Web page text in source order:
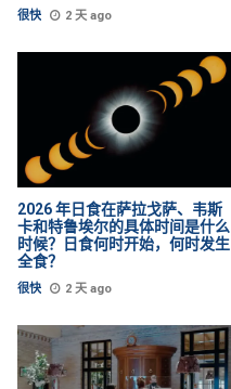
很快 2 天 ago
2026 年日食在萨拉戈萨、韦斯
卡和特鲁埃尔的具体时间是什么
时候？日食何时开始，何时发生
全食？
很快 2 天 ago